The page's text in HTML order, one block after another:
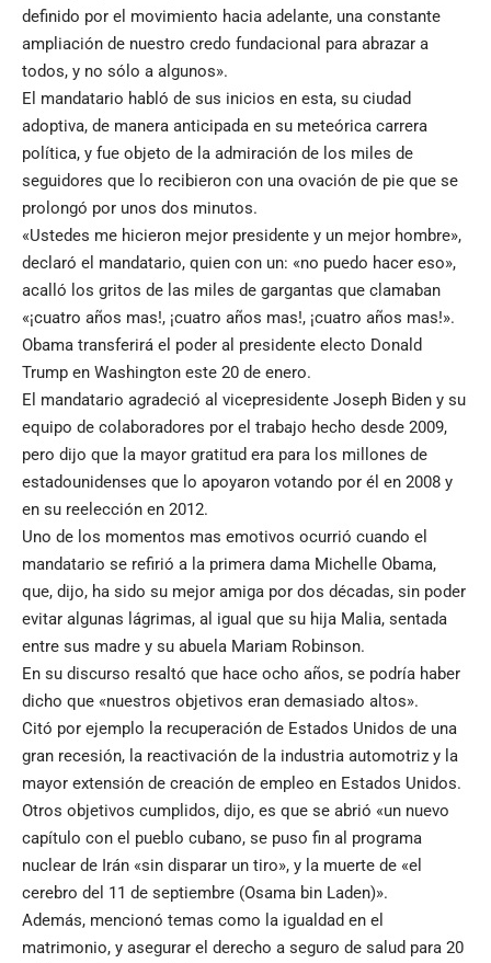
definido por el movimiento hacia adelante, una constante
ampliación de nuestro credo fundacional para abrazar a
todos, y no sólo a algunos».
El mandatario habló de sus inicios en esta, su ciudad
adoptiva, de manera anticipada en su meteórica carrera
política, y fue objeto de la admiración de los miles de
seguidores que lo recibieron con una ovación de pie que se
prolongó por unos dos minutos.
«Ustedes me hicieron mejor presidente y un mejor hombre»,
declaró el mandatario, quien con un: «no puedo hacer eso»,
acalló los gritos de las miles de gargantas que clamaban
«¡cuatro años mas!, ¡cuatro años mas!, ¡cuatro años mas!».
Obama transferirá el poder al presidente electo Donald
Trump en Washington este 20 de enero.
El mandatario agradeció al vicepresidente Joseph Biden y su
equipo de colaboradores por el trabajo hecho desde 2009,
pero dijo que la mayor gratitud era para los millones de
estadounidenses que lo apoyaron votando por él en 2008 y
en su reelección en 2012.
Uno de los momentos mas emotivos ocurrió cuando el
mandatario se refirió a la primera dama Michelle Obama,
que, dijo, ha sido su mejor amiga por dos décadas, sin poder
evitar algunas lágrimas, al igual que su hija Malia, sentada
entre sus madre y su abuela Mariam Robinson.
En su discurso resaltó que hace ocho años, se podría haber
dicho que «nuestros objetivos eran demasiado altos».
Citó por ejemplo la recuperación de Estados Unidos de una
gran recesión, la reactivación de la industria automotriz y la
mayor extensión de creación de empleo en Estados Unidos.
Otros objetivos cumplidos, dijo, es que se abrió «un nuevo
capítulo con el pueblo cubano, se puso fin al programa
nuclear de Irán «sin disparar un tiro», y la muerte de «el
cerebro del 11 de septiembre (Osama bin Laden)».
Además, mencionó temas como la igualdad en el
matrimonio, y asegurar el derecho a seguro de salud para 20